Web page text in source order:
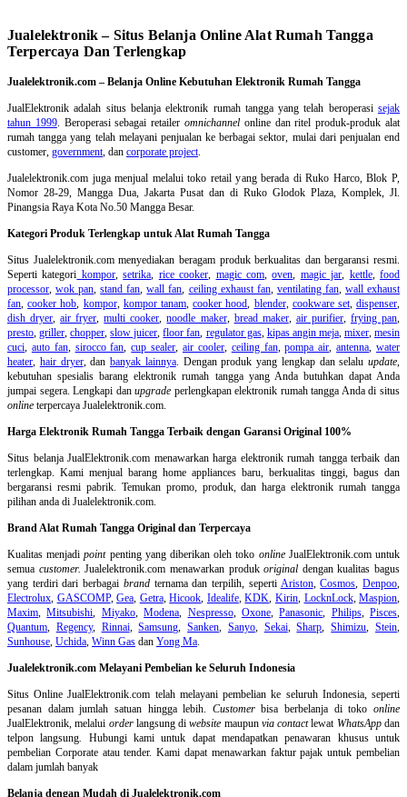
Jualelektronik – Situs Belanja Online Alat Rumah Tangga
Terpercaya Dan Terlengkap
Jualelektronik.com – Belanja Online Kebutuhan Elektronik Rumah Tangga
JualElektronik adalah situs belanja elektronik rumah tanggayang telah beroperasisejak
tahun 1999. Beroperasi sebagai retaileromnichannel online dan ritel produk-produk alat
rumah tangga yang telah melayani penjualan ke berbagai sektor, mulai dari penjualan end
customer, government, dan corporate project.
Jualelektronik.com juga menjual melalui toko retail yang berada di Ruko Harco, Blok P,
Nomor 28-29, Mangga Dua, Jakarta Pusat dan di Ruko Glodok Plaza, Komplek, Jl.
Pinangsia Raya Kota No.50 Mangga Besar.
Kategori Produk Terlengkap untuk Alat Rumah Tangga
Situs Jualelektronik.com menyediakan beragam produk berkualitas dan bergaransi resmi.
Seperti kategori kompor,setrika, rice cooker, magic com,oven, magic jar, kettle,food
processor,wok pan,stand fan,wall fan, ceiling exhaust fan, ventilating fan, wall exhaust
fan,cooker hob, kompor, kompor tanam,cooker hood, blender, cookware set,dispenser,
dish dryer,air fryer,multi cooker,noodle maker, bread maker, air purifier, frying pan,
presto,griller,chopper,slow juicer,floor fan, regulator gas, kipas angin meja, mixer,mesin
cuci, auto fan, sirocco fan,cup sealer,air cooler, ceiling fan,pompa air,antenna,water
heater, hair dryer, dan banyak lainnya. Dengan produk yang lengkap dan selalu update,
kebutuhan spesialis barang elektronik rumah tangga yang Anda butuhkan dapat Anda
jumpai segera. Lengkapi danupgrade perlengkapan elektronik rumah tangga Anda di situs
online terpercaya Jualelektronik.com.
Harga Elektronik Rumah Tangga Terbaik dengan Garansi Original 100%
Situs belanjaJualElektronik.com menawarkan harga elektronik rumah tangga terbaik dan
terlengkap. Kami menjual barang home appliances baru, berkualitas tinggi, bagus dan
bergaransi resmi pabrik. Temukan promo, produk, dan harga elektronik rumah tangga
pilihan anda di Jualelektronik.com.
Brand Alat Rumah Tangga Original dan Terpercaya
Kualitas menjadipointpenting yang diberikan oleh toko onlineJualElektronik.com untuk
semua customer. Jualelektronik.com menawarkan produkoriginal dengan kualitas bagus
yang terdiri dari berbagai brandternama dan terpilih, seperti Ariston,Cosmos,Denpoo,
Electrolux, GASCOMP,Gea, Getra,Hicook, Idealife,KDK, Kirin, LocknLock,Maspion,
Maxim,Mitsubishi, Miyako,Modena, Nespresso, Oxone,Panasonic, Philips, Pisces,
Quantum, Regency, Rinnai,Samsung,Sanken, Sanyo, Sekai,Sharp,Shimizu,Stein,
Sunhouse, Uchida, Winn Gas dan Yong Ma.
Jualelektronik.com Melayani Pembelian ke Seluruh Indonesia
Situs Online JualElektronik.com telah melayani pembelian ke seluruh Indonesia, seperti
pesanan dalam jumlah satuan hingga lebih. Customerbisa berbelanja di tokoonline
JualElektronik, melalui orderlangsung diwebsite maupun via contactlewat WhatsAppdan
telpon langsung. Hubungi kami untuk dapat mendapatkan penawaran khusus untuk
pembelian Corporate atau tender. Kami dapat menawarkan faktur pajak untuk pembelian
dalam jumlah banyak
Belanja dengan Mudah di Jualelektronik.com